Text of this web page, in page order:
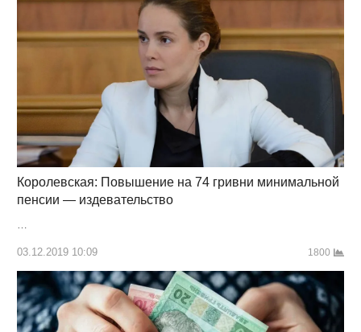
Королевская: Повышение на 74 гривни минимальной
пенсии — издевательство
…
03.12.2019 10:09 1800